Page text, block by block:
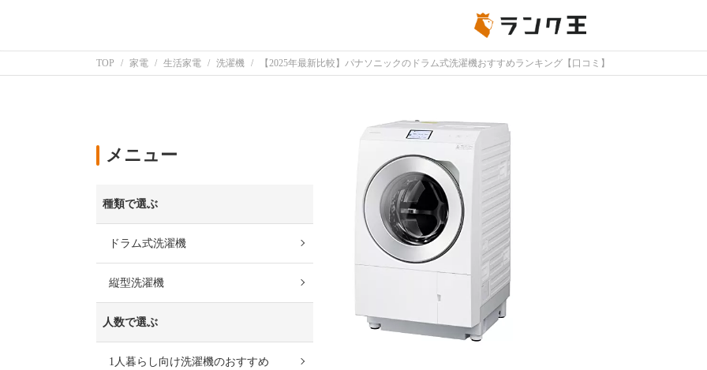
TOP 家電 生活家電 洗濯機 【2025年最新比較】パナソニックのドラム式洗濯機おすすめランキング【口コミ】
メニュー
種類で選ぶ
ドラム式洗濯機
縦型洗濯機
人数で選ぶ
1人暮らし向け洗濯機のおすすめ